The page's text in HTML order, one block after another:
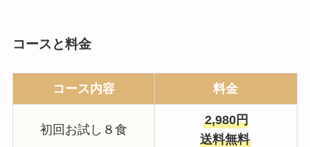
コースと料金
コース内容 料金
初回お試し８食
2,980円
送料無料